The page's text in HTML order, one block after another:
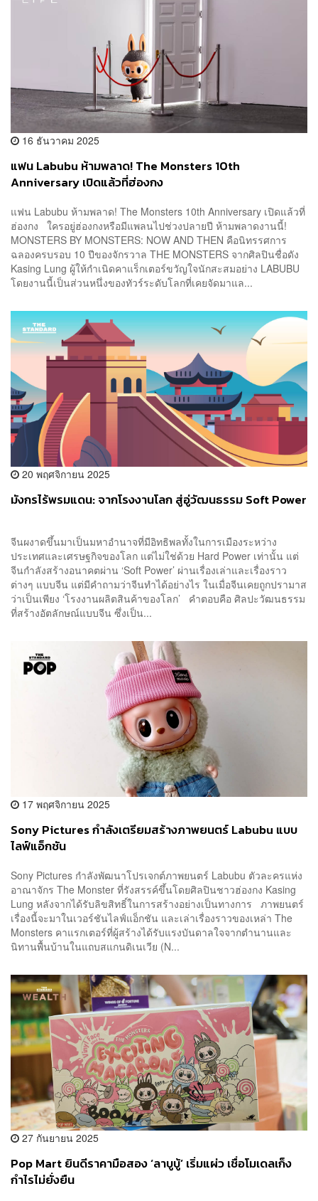
16 ธันวาคม 2025
แฟน Labubu ห้ามพลาด! The Monsters 10th
Anniversary เปิดแล้วที่ฮ่องกง
แฟน Labubu ห้ามพลาด! The Monsters 10th Anniversary เปิดแล้วที่
ฮ่องกง ใครอยู่ฮ่องกงหรือมีแพลนไปช่วงปลายปี ห้ามพลาดงานนี้!
MONSTERS BY MONSTERS: NOW AND THEN คือนิทรรศการ
ฉลองครบรอบ 10 ปีของจักรวาล THE MONSTERS จากศิลปินชื่อดัง
Kasing Lung ผู้ให้กำเนิดคาแร็กเตอร์ขวัญใจนักสะสมอย่าง LABUBU
โดยงานนี้เป็นส่วนหนึ่งของทัวร์ระดับโลกที่เคยจัดมาแล...
20 พฤศจิกายน 2025
มังกรไร้พรมแดน: จากโรงงานโลก สู่อู่วัฒนธรรม Soft Power
จีนผงาดขึ้นมาเป็นมหาอำนาจที่มีอิทธิพลทั้งในการเมืองระหว่าง
ประเทศและเศรษฐกิจของโลก แต่ไม่ใช่ด้วย Hard Power เท่านั้น แต่
จีนกำลังสร้างอนาคตผ่าน ‘Soft Power’ ผ่านเรื่องเล่าและเรื่องราว
ต่างๆ แบบจีน แต่มีคำถามว่าจีนทำได้อย่างไร ในเมื่อจีนเคยถูกปรามาส
ว่าเป็นเพียง ‘โรงงานผลิตสินค้าของโลก’ คำตอบคือ ศิลปะวัฒนธรรม
ที่สร้างอัตลักษณ์แบบจีน ซึ่งเป็น...
17 พฤศจิกายน 2025
Sony Pictures กำลังเตรียมสร้างภาพยนตร์ Labubu แบบ
ไลฟ์แอ็กชัน
Sony Pictures กำลังพัฒนาโปรเจกต์ภาพยนตร์ Labubu ตัวละครแห่ง
อาณาจักร The Monster ที่รังสรรค์ขึ้นโดยศิลปินชาวฮ่องกง Kasing
Lung หลังจากได้รับลิขสิทธิ์ในการสร้างอย่างเป็นทางการ ภาพยนตร์
เรื่องนี้จะมาในเวอร์ชันไลฟ์แอ็กชัน และเล่าเรื่องราวของเหล่า The
Monsters คาแรกเตอร์ที่ผู้สร้างได้รับแรงบันดาลใจจากตำนานและ
นิทานพื้นบ้านในแถบสแกนดิเนเวีย (N...
27 กันยายน 2025
Pop Mart ยินดีราคามือสอง ‘ลาบูบู้’ เริ่มแผ่ว เชื่อโมเดลเก็ง
กำไรไม่ยั่งยืน